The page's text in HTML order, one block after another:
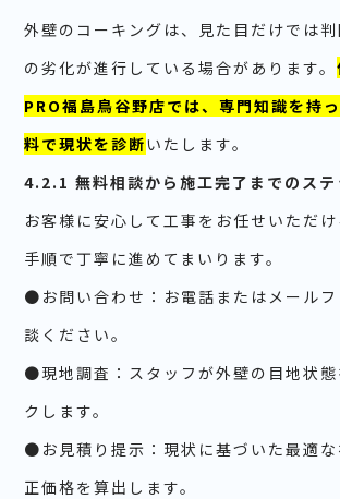
外壁のコーキングは、見た目だけでは
の劣化が進行している場合があります。
PRO福島鳥谷野店では、専門知識を持
料で現状を診断いたします。
4.2.1 無料相談から施工完了までのステ
お客様に安心して工事をお任せいただ
手順で丁寧に進めてまいります。
●お問い合わせ：お電話またはメール
談ください。
●現地調査：スタッフが外壁の目地状態
クします。
●お見積り提示：現状に基づいた最適
正価格を算出します。